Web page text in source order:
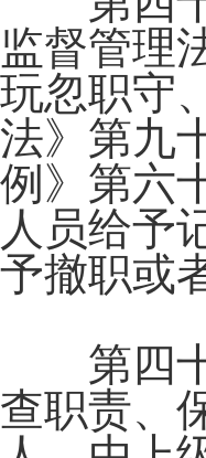
监督管理
玩忽职守
法》第九
例》第六
人员给予
予撤职或
第四十
查职责、